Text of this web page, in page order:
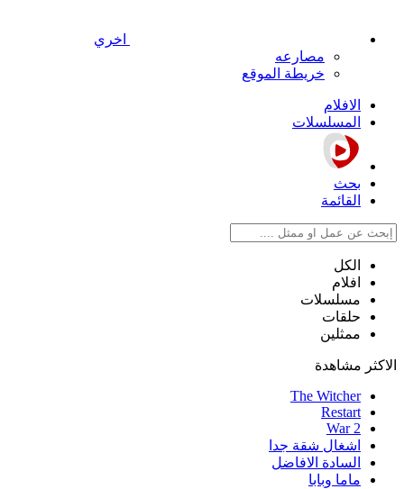
اخري
مصارعه
خريطة الموقع
الافلام
المسلسلات
بحث
القائمة
الكل
افلام
مسلسلات
حلقات
ممثلين
الاكثر مشاهدة
The Witcher
Restart
War 2
اشغال شقة جدا
السادة الافاضل
ماما وبابا